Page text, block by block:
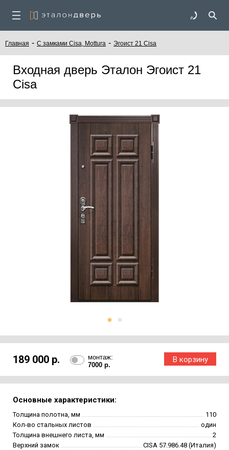
Главная - C замками Cisa, Mottura - Эгоист 21 Cisa
Входная дверь Эталон Эгоист 21
Cisa
189 000 р.
монтаж:
7000 р.
Основные характеристики:
Толщина полотна, мм
110
Кол-во стальных листов
один
Толщина внешнего листа, мм
2
Верхний замок
CISA 57.986.48 (Италия)